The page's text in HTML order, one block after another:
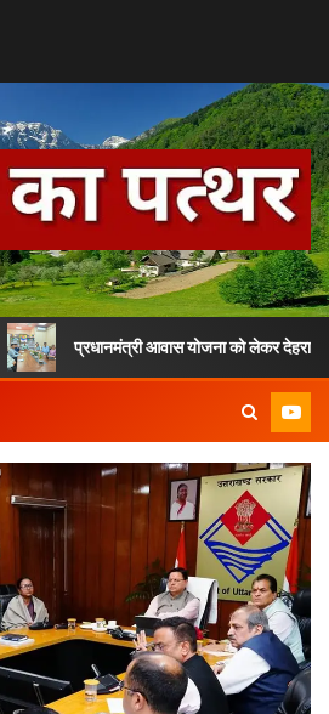
प्रधानमंत्री आवास योजना को लेकर देहरादून में